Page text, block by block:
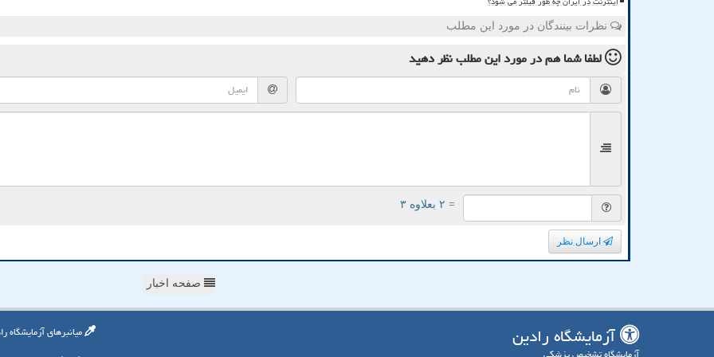
نظرات بینندگان در مورد این مطلب
لطفا شما همدر مورد این مطلبنظر دهید
= ۲ بعلاوه ۳
ارسال نظر
صفحه اخبار
آزمایشگاه رادین میانبرهای آزمایشگاه